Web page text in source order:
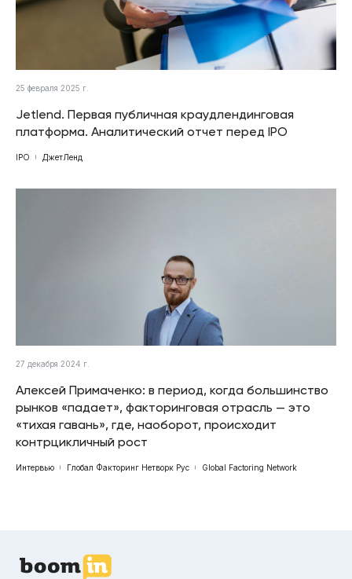
25 февраля 2025 г.
Jetlend. Первая публичная краудлендинговая
платформа. Аналитический отчет перед IPO
IPO ДжетЛенд
27 декабря 2024 г.
Алексей Примаченко: в период, когда большинство
рынков «падает», факторинговая отрасль — это
«тихая гавань», где, наоборот, происходит
контрцикличный рост
Интервью Глобал Факторинг Нетворк Рус Global Factoring Network